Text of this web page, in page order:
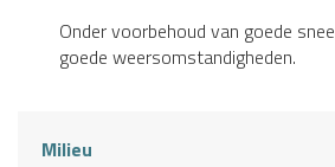
Onder voorbehoud van goede
goede weersomstandigheden.
Milieu